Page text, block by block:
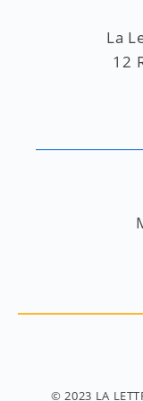
La
12
© 2023 LA